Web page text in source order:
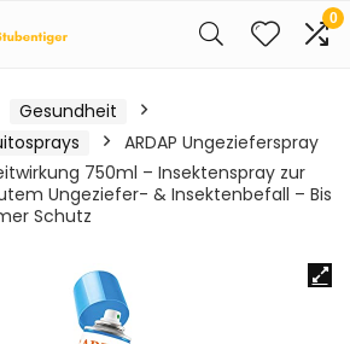
0
Gesundheit
ARDAP Ungezieferspray
750ml – Insektenspray zur
Ungeziefer- & Insektenbefall – Bis
Schutz